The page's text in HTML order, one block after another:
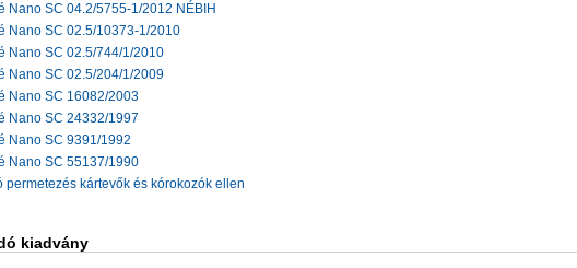
Nano SC 04.2/5755-1/2012 NÉBIH
Nano SC 02.5/10373-1/2010
Nano SC 02.5/744/1/2010
Nano SC 02.5/204/1/2009
Nano SC 16082/2003
Nano SC 24332/1997
Nano SC 9391/1992
Nano SC 55137/1990
permetezés kártevők és kórokozók ellen
kiadvány